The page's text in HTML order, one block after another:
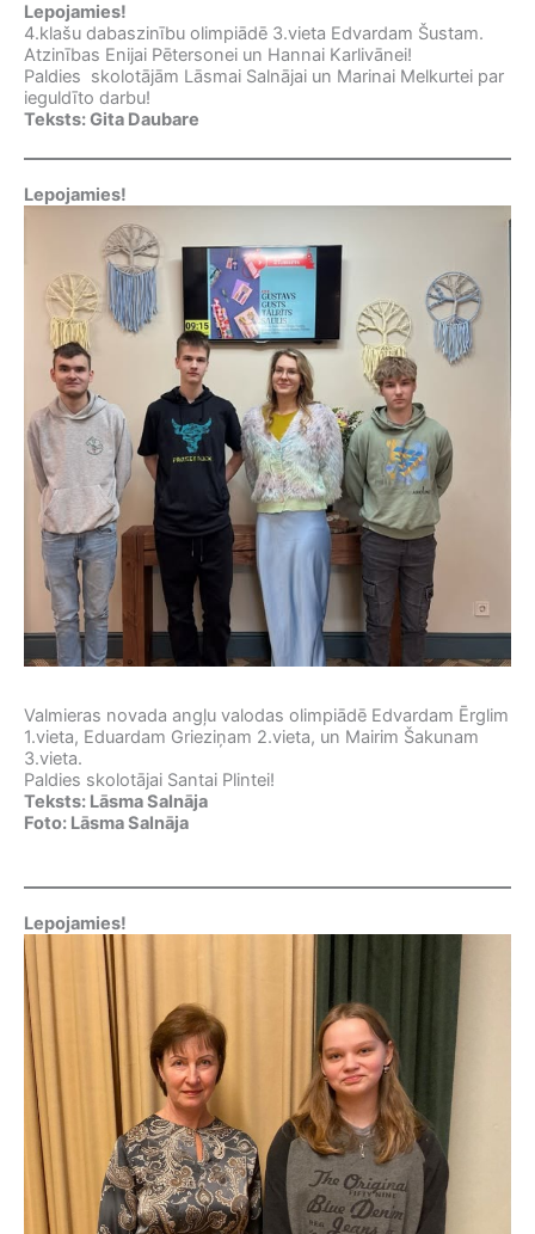
Lepojamies!
4.klašu dabaszinību olimpiādē 3.vieta Edvardam Šustam.
Atzinības Enijai Pētersonei un Hannai Karlivānei!
Paldies skolotājām Lāsmai Salnājai un Marinai Melkurtei par
ieguldīto darbu!
Teksts: Gita Daubare
Lepojamies!
Valmieras novada angļu valodas olimpiādē Edvardam Ērglim
1.vieta, Eduardam Grieziņam 2.vieta, un Mairim Šakunam
3.vieta.
Paldies skolotājai Santai Plintei!
Teksts: Lāsma Salnāja
Foto: Lāsma Salnāja
Lepojamies!